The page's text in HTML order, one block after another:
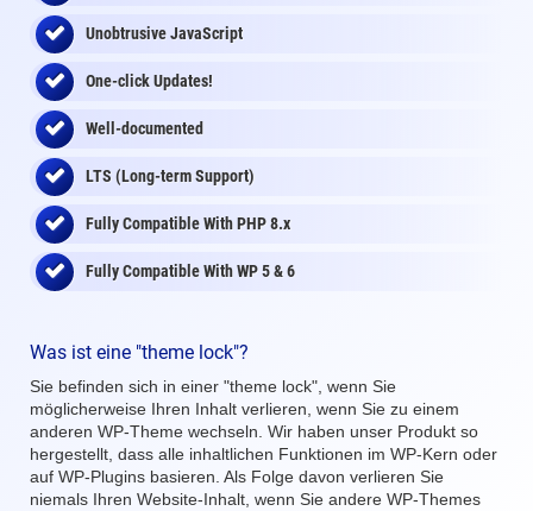
Unobtrusive JavaScript
One-click Updates!
Well-documented
LTS (Long-term Support)
Fully Compatible With PHP 8.x
Fully Compatible With WP 5 & 6
Was ist eine "theme lock"?
Sie befinden sich in einer "theme lock", wenn Sie
möglicherweise Ihren Inhalt verlieren, wenn Sie zu einem
anderen WP-Theme wechseln. Wir haben unser Produkt so
hergestellt, dass alle inhaltlichen Funktionen im WP-Kern oder
auf WP-Plugins basieren. Als Folge davon verlieren Sie
niemals Ihren Website-Inhalt, wenn Sie andere WP-Themes